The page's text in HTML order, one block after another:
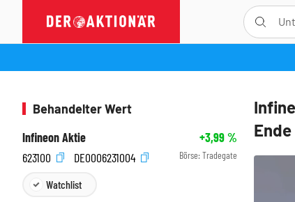
Behandelter Wert
Infineon Aktie
+3,99%
623100
DE0006231004 Börse: Tradegate
Watchlist